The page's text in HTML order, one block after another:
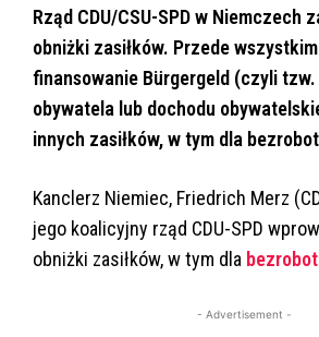
Rząd CDU/CSU-SPD w Niemczech
obniżki zasiłków. Przede
finansowanie Bürgergeld (czyli tzw.
obywatela lub dochodu
innych zasiłków, w tym dla
Kanclerz Niemiec, Friedrich Merz
jego koalicyjny rząd CDU-SPD
obniżki zasiłków, w tym dla
- Advertisement -